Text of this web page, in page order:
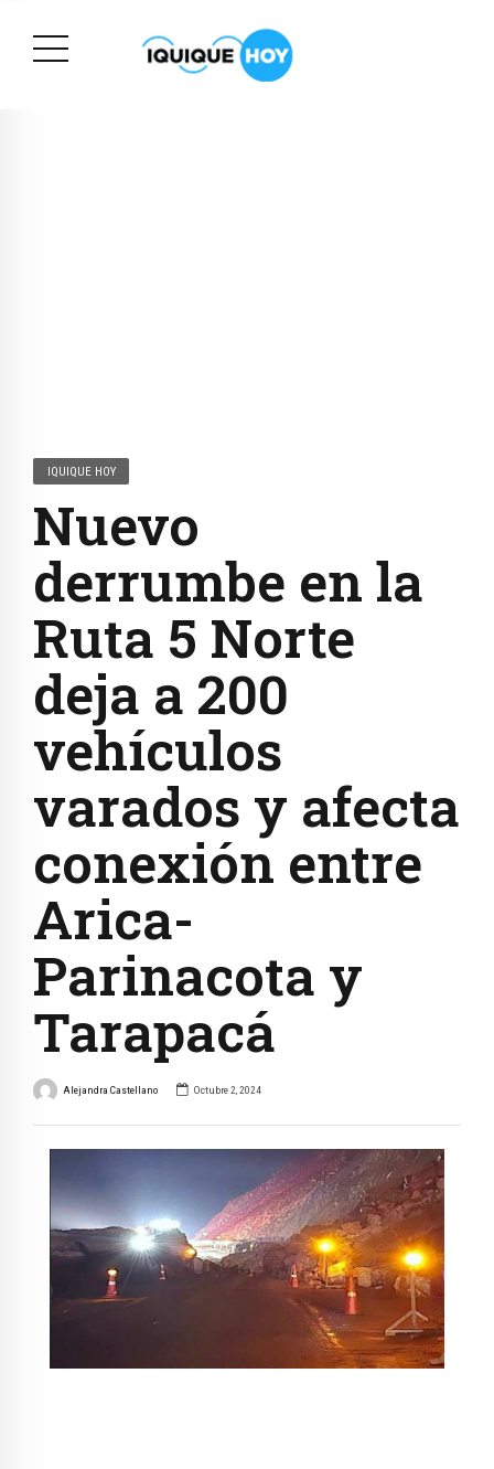
IQUIQUE HOY
Nuevo
derrumbe en la
Ruta 5 Norte
deja a 200
vehículos
varados y afecta
conexión entre
Arica-
Parinacota y
Tarapacá
Alejandra Castellano Octubre 2, 2024